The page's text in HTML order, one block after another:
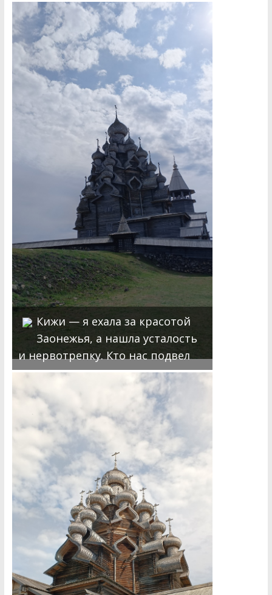
Кижи — я ехала за красотой
Заонежья, а нашла усталость
и нервотрепку. Кто нас подвел